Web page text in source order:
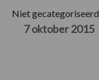
Niet gecategoriseerd
7 oktober 2015